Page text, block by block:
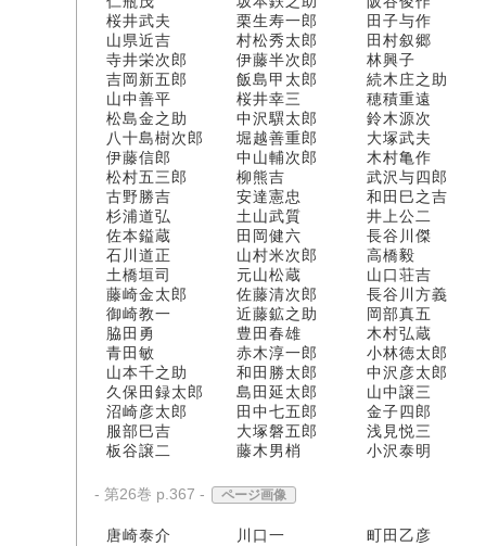
桜井武夫 栗生寿一郎 田子与作
山県近吉 村松秀太郎 田村叙郷
寺井栄次郎 伊藤半次郎 林興子
吉岡新五郎 飯島甲太郎 続木庄之助
山中善平 桜井幸三 穂積重遠
松島金之助 中沢龭太郎 鈴木源次
八十島樹次郎 堀越善重郎 大塚武夫
伊藤信郎 中山輔次郎 木村亀作
松村五三郎 柳熊吉 武沢与四郎
古野勝吉 安達憲忠 和田巳之吉
杉浦道弘 土山武質 井上公二
佐本鎰蔵 田岡健六 長谷川傑
石川道正 山村米次郎 高橋毅
土橋垣司 元山松蔵 山口荘吉
藤崎金太郎 佐藤清次郎 長谷川方義
御崎教一 近藤鉱之助 岡部真五
脇田勇 豊田春雄 木村弘蔵
青田敏 赤木淳一郎 小林徳太郎
山本千之助 和田勝太郎 中沢彦太郎
久保田録太郎 島田延太郎 山中譲三
沼崎彦太郎 田中七五郎 金子四郎
服部巳吉 大塚磐五郎 浅見悦三
板谷譲二 藤木男梢 小沢泰明
- 第26巻 p.367 - ページ画像
唐崎泰介 川口一 町田乙彦